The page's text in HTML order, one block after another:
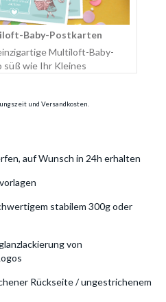
Baby-Postkarten
Multiloft-Baby-
süß wie Ihr Kleines
und Versandkosten.
auf Wunsch in 24h erhalten
stabilem 300g oder
von
Rückseite / ungestrichenem